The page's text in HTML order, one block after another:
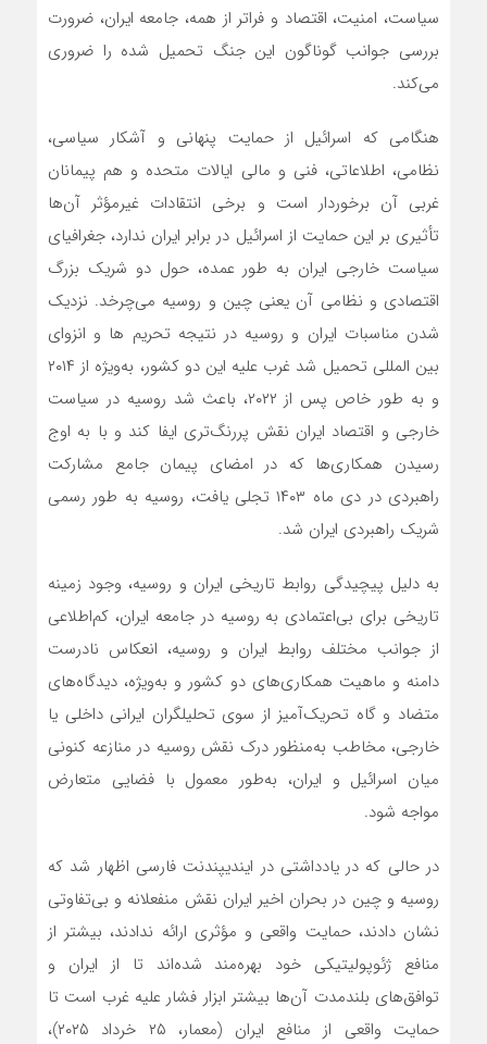
سیاست، امنیت، اقتصاد و فراتر از همه، جامعه ایران، ضرورت
بررسی جوانب گوناگون این جنگ تحمیل شده را ضروری
می‌کند.
هنگامی که اسرائیل از حمایت پنهانی و آشکار سیاسی،
نظامی، اطلاعاتی، فنی و مالی ایالات متحده و هم پیمانان
غربی آن برخوردار است و برخی انتقادات غیرمؤثر آن‌ها
تأثیری بر این حمایت از اسرائیل در برابر ایران ندارد، جغرافیای
سیاست خارجی ایران به طور عمده، حول دو شریک بزرگ
اقتصادی و نظامی آن یعنی چین و روسیه می‌چرخد. نزدیک
شدن مناسبات ایران و روسیه در نتیجه تحریم ها و انزوای
بین المللی تحمیل شد غرب علیه این دو کشور، به‌‌ویژه از ۲۰۱۴
و به طور خاص پس از ۲۰۲۲، باعث شد روسیه در سیاست
خارجی و اقتصاد ایران نقش پررنگ‌تری ایفا کند و با به اوج
رسیدن همکاری‌ها که در امضای پیمان جامع مشارکت
راهبردی در دی ماه ۱۴۰۳ تجلی یافت، روسیه به طور رسمی
شریک راهبردی ایران شد.
به دلیل پیچیدگی روابط تاریخی ایران و روسیه، وجود زمینه
تاریخی برای بی‌اعتمادی به روسیه در جامعه ایران، کم‌اطلاعی
از جوانب مختلف روابط ایران و روسیه، انعکاس نادرست
دامنه و ماهیت همکاری‌های دو کشور و به‌ویژه، دیدگاه‌های
متضاد و گاه تحریک‌آمیز از سوی تحلیلگران ایرانی داخلی یا
خارجی، مخاطب به‌منظور درک نقش روسیه در منازعه کنونی
میان اسرائیل و ایران، به‌طور معمول با فضایی متعارض
مواجه شود.
در حالی که در یادداشتی در ایندیپندنت فارسی اظهار شد که
روسیه و چین در بحران اخیر ایران نقش منفعلانه و بی‌تفاوتی
نشان دادند، حمایت واقعی و مؤثری ارائه ندادند، بیشتر از
منافع ژئوپولیتیکی خود بهره‌مند شده‌اند تا از ایران و
توافق‌های بلندمدت آن‌ها بیشتر ابزار فشار علیه غرب است تا
حمایت واقعی از منافع ایران (معمار، ۲۵ خرداد ۲۰۲۵)،